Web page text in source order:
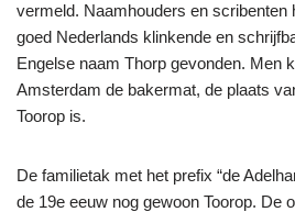
vermeld. Naamhouders en scribenten
goed Nederlands klinkende en
Engelse naam Thorp gevon­den. Men
Amster­dam de bakermat, de plaats
Toorop is.
De familietak met het prefix “de
de 19e eeuw nog gewoon Toorop. De